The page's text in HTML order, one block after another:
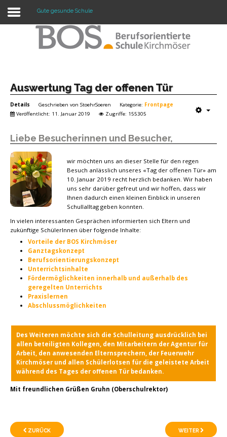
Warning: "continue" targeting switch is equivalent
Home
Profil
Unterricht
Termine
Mitwirkung
Kontakt
Gute gesunde Schule
Auswertung Tag der offenen Tür
Details Geschrieben von StoehrSoeren Kategorie: Frontpage
Veröffentlicht: 11. Januar 2019
Zugriffe: 155305
Liebe Besucherinnen und Besucher,
wir möchten uns an dieser Stelle für den regen
Besuch anlässlich unseres «Tag der offenen Tür» am
10. Januar 2019 recht herzlich bedanken. Wir haben
uns sehr darüber gefreut und wir hoffen, dass wir
Ihnen dadurch einen kleinen Einblick in unseren
Schullalltag geben konnten.
In vielen interessanten Gesprächen informierten sich Eltern und
zukünftige SchülerInnen über folgende Inhalte:
Vorteile der BOS Kirchmöser
Ganztagskonzept
Berufsorientierungskonzept
Unterrichtsinhalte
Fördermöglichkeiten innerhalb und außerhalb des
geregelten Unterrichts
Praxislernen
Abschlussmöglichkeiten
Des Weiteren möchte sich die Schulleitung ausdrücklich bei
allen beteiligten Kollegen, den Mitarbeitern der Agentur für
Arbeit, den anwesenden Elternsprechern, der Feuerwehr
Kirchmöser und allen Schülerlotsen für die geleistete Arbeit
während des Tages der offenen Tür bedanken.
Mit freundlichen Grüßen Gruhn (Oberschulrektor)
ZURÜCK WEITER